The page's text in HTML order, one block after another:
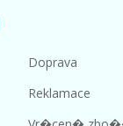
Doprava
Reklamace